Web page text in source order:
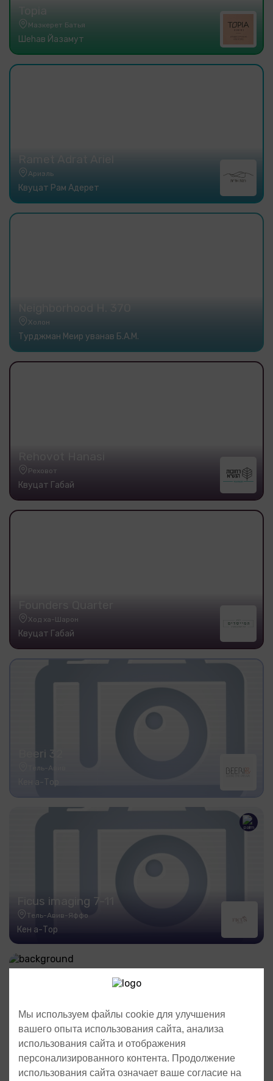
Topia
Мазкерет Батья
Шеhав Йазамут
Ramet Adrat Ariel
Ариэль
Квуцат Рам Адерет
Холон
Турджман Меир уванав Б.А.М.
Реховот
Квуцат Габай
Ход ха-Шарон
Квуцат Габай
Beeri 32
Тель-Авив
Кен а-Тор
Ficus imaging 7-11
Тель-Авив-Яффо
Кен а-Тор
Мы используем файлы cookie для улучшения
вашего опыта использования сайта, анализа
использования сайта и отображения
персонализированного контента. Продолжение
использования сайта означает ваше согласие на